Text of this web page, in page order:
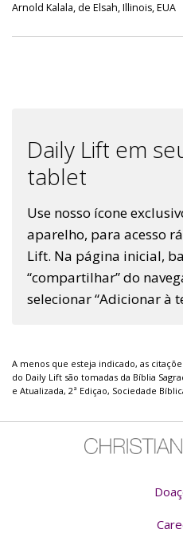
Arnold Kalala, de Elsah, Illinois, EUA
Daily Lift em
tablet
Use nosso ícone
aparelho, para acesso
Lift. Na página inicial,
“compartilhar” do
selecionar “Adicionar à
A menos que esteja indicado, as
do Daily Lift são tomadas da Bíblia
e Atualizada, 2ª Ediçao, Sociedade